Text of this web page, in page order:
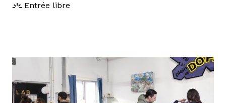
Entrée libre